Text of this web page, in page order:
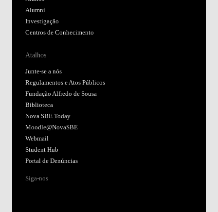
Alumni
Investigação
Centros de Conhecimento
Atalhos
Junte-se a nós
Regulamentos e Atos Públicos
Fundação Alfredo de Sousa
Biblioteca
Nova SBE Today
Moodle@NovaSBE
Webmail
Student Hub
Portal de Denúncias
Siga-nos